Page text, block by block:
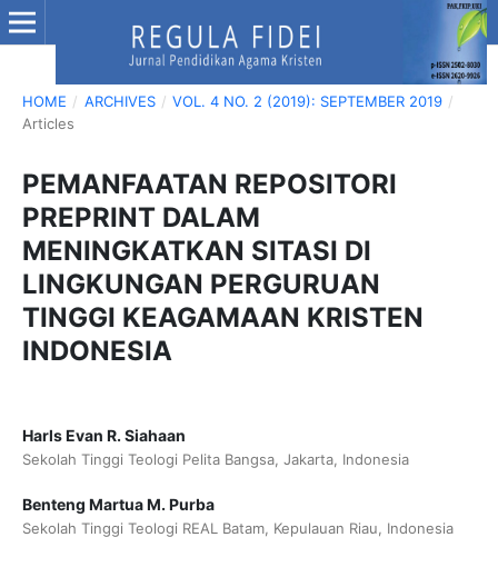
HOME / ARCHIVES / VOL. 4 NO. 2 (2019): SEPTEMBER 2019 /
Articles
PEMANFAATAN REPOSITORI
PREPRINT DALAM
MENINGKATKAN SITASI DI
LINGKUNGAN PERGURUAN
TINGGI KEAGAMAAN KRISTEN
INDONESIA
Harls Evan R. Siahaan
Sekolah Tinggi Teologi Pelita Bangsa, Jakarta, Indonesia
Benteng Martua M. Purba
Sekolah Tinggi Teologi REAL Batam, Kepulauan Riau, Indonesia